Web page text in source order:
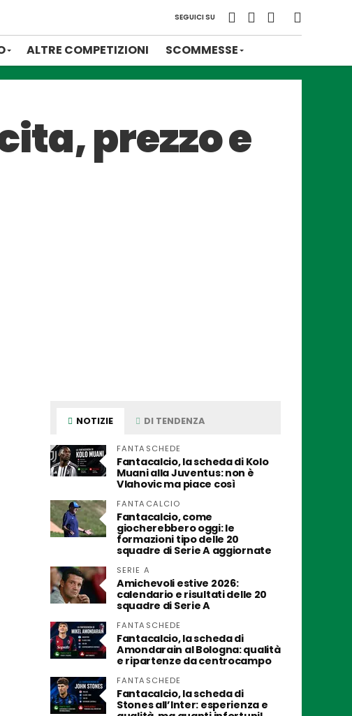
SEGUICI SU
ALTRE COMPETIZIONI SCOMMESSE
prezzo e
NOTIZIE DI TENDENZA
FANTASCHEDE
Fantacalcio, la scheda di Kolo
Muani alla Juventus: non è
Vlahovic ma piace così
FANTACALCIO
Fantacalcio, come
giocherebbero oggi: le
formazioni tipo delle 20
squadre di Serie A aggiornate
SERIE A
Amichevoli estive 2026:
calendario e risultati delle 20
squadre di Serie A
FANTASCHEDE
Fantacalcio, la scheda di
Amondarain al Bologna: qualità
e ripartenze da centrocampo
FANTASCHEDE
Fantacalcio, la scheda di
Stones all’Inter: esperienza e